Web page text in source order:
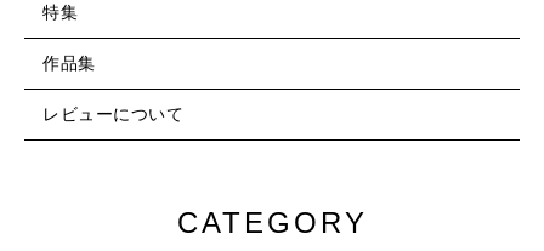
特集
作品集
レビューについて
CATEGORY